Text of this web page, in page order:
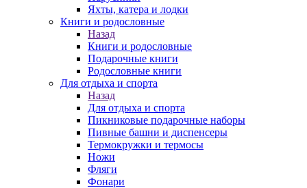
Яхты, катера и лодки
Книги и родословные
Назад
Книги и родословные
Подарочные книги
Родословные книги
Для отдыха и спорта
Назад
Для отдыха и спорта
Пикниковые подарочные наборы
Пивные башни и диспенсеры
Термокружки и термосы
Ножи
Фляги
Фонари